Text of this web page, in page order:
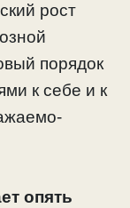
рост
порядок
к себе и к
опять